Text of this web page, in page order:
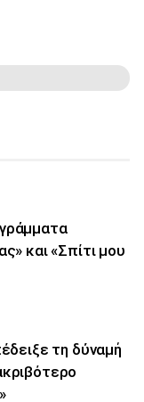
και «Σπίτι μου
τη δύναμή